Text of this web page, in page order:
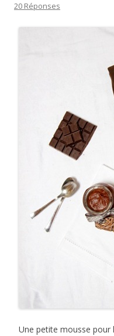
20 Réponses
Une petite mousse pour